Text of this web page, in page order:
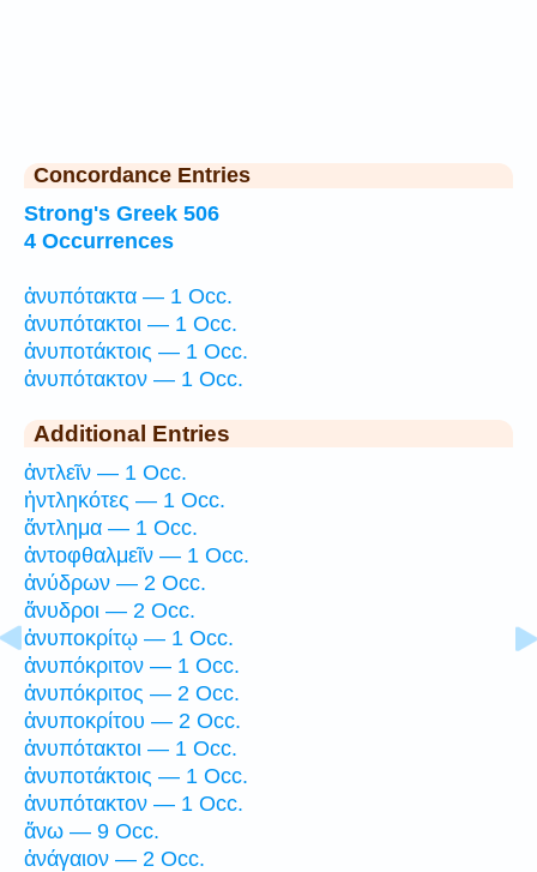
Concordance Entries
Strong's Greek 506
4 Occurrences
ἀνυπότακτα — 1 Occ.
ἀνυπότακτοι — 1 Occ.
ἀνυποτάκτοις — 1 Occ.
ἀνυπότακτον — 1 Occ.
Additional Entries
ἀντλεῖν — 1 Occ.
ἠντληκότες — 1 Occ.
ἄντλημα — 1 Occ.
ἀντοφθαλμεῖν — 1 Occ.
ἀνύδρων — 2 Occ.
ἄνυδροι — 2 Occ.
ἀνυποκρίτῳ — 1 Occ.
ἀνυπόκριτον — 1 Occ.
ἀνυπόκριτος — 2 Occ.
ἀνυποκρίτου — 2 Occ.
ἀνυπότακτοι — 1 Occ.
ἀνυποτάκτοις — 1 Occ.
ἀνυπότακτον — 1 Occ.
ἄνω — 9 Occ.
ἀνάγαιον — 2 Occ.